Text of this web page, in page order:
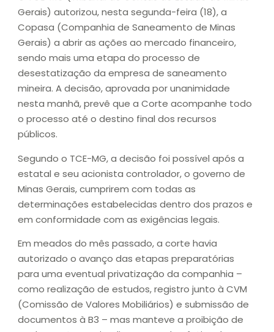
Gerais) autorizou, nesta segunda-feira (18), a
Copasa (Companhia de Saneamento de Minas
Gerais) a abrir as ações ao mercado financeiro,
sendo mais uma etapa do processo de
desestatização da empresa de saneamento
mineira. A decisão, aprovada por unanimidade
nesta manhã, prevê que a Corte acompanhe todo
o processo até o destino final dos recursos
públicos.
Segundo o TCE-MG, a decisão foi possível após a
estatal e seu acionista controlador, o governo de
Minas Gerais, cumprirem com todas as
determinações estabelecidas dentro dos prazos e
em conformidade com as exigências legais.
Em meados do mês passado, a corte havia
autorizado o avanço das etapas preparatórias
para uma eventual privatização da companhia –
como realização de estudos, registro junto à CVM
(Comissão de Valores Mobiliários) e submissão de
documentos à B3 – mas manteve a proibição de